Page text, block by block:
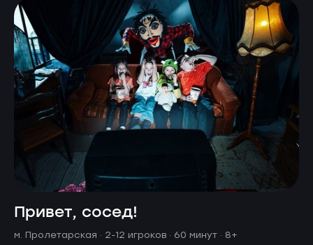
Привет, сосед!
м. Пролетарская · 2-12 игроков · 60 минут · 8+